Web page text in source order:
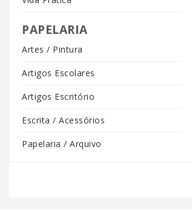
PAPELARIA
Artes / Pintura
Artigos Escolares
Artigos Escritório
Escrita / Acessórios
Papelaria / Arquivo